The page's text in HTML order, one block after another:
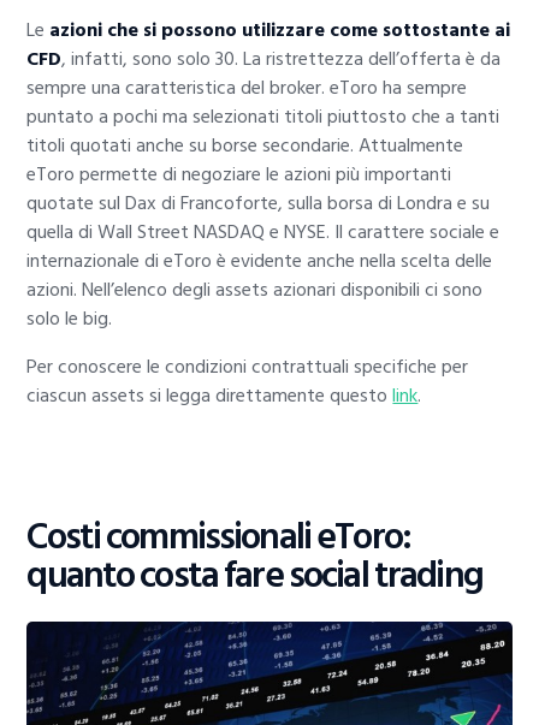
Le azioni che si possono utilizzare come sottostante ai
CFD, infatti, sono solo 30. La ristrettezza dell’offerta è da
sempre una caratteristica del broker. eToro ha sempre
puntato a pochi ma selezionati titoli piuttosto che a tanti
titoli quotati anche su borse secondarie. Attualmente
eToro permette di negoziare le azioni più importanti
quotate sul Dax di Francoforte, sulla borsa di Londra e su
quella di Wall Street NASDAQ e NYSE. Il carattere sociale e
internazionale di eToro è evidente anche nella scelta delle
azioni. Nell’elenco degli assets azionari disponibili ci sono
solo le big.
Per conoscere le condizioni contrattuali specifiche per
ciascun assets si legga direttamente questolink.
Costi commissionali eToro:
quanto costa fare social trading